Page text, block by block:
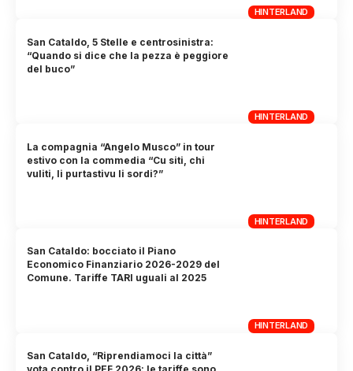
HINTERLAND
HINTERLAND
San Cataldo, 5 Stelle e centrosinistra:
“Quando si dice che la pezza è peggiore
del buco”
HINTERLAND
La compagnia “Angelo Musco” in tour
estivo con la commedia “Cu siti, chi
vuliti, li purtastivu li sordi?”
HINTERLAND
San Cataldo: bocciato il Piano
Economico Finanziario 2026-2029 del
Comune. Tariffe TARI uguali al 2025
San Cataldo, “Riprendiamoci la città”